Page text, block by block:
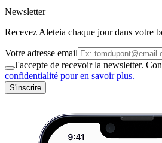
Newsletter
Recevez Aleteia chaque jour dans votre
Votre adresse email
J'accepte de recevoir la newsletter.
confidentialité pour en savoir plus.
S'inscrire